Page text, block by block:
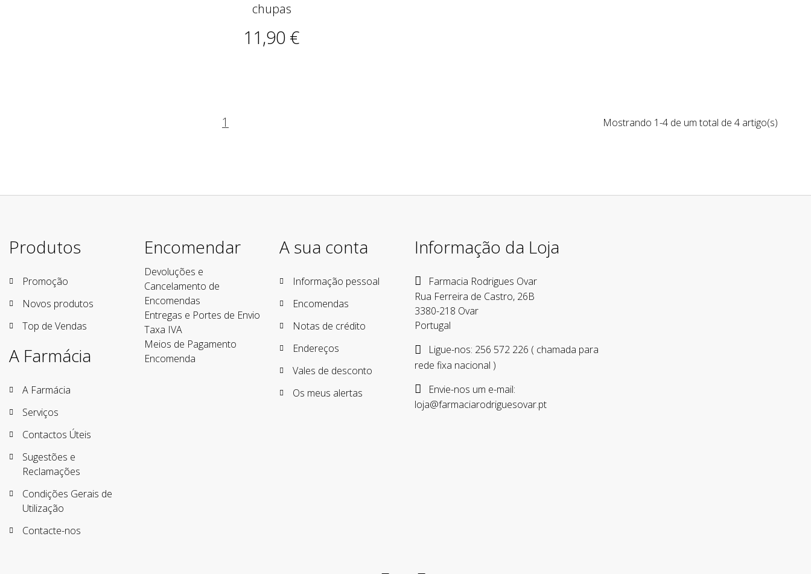
chupas
11,90 €
Mostrando 1-4 de um total de 4 artigo(s)
1
Produtos
Promoção
Novos produtos
Top de Vendas
A Farmácia
A Farmácia
Serviços
Contactos Úteis
Sugestões e
Reclamações
Condições Gerais de
Utilização
Contacte-nos
Encomendar
Devoluções e
Cancelamento de
Encomendas
Entregas e Portes de Envio
Taxa IVA
Meios de Pagamento
Encomenda
A sua conta
Informação pessoal
Encomendas
Notas de crédito
Endereços
Vales de desconto
Os meus alertas
Informação da Loja
Farmacia Rodrigues Ovar
Rua Ferreira de Castro, 26B
3380-218 Ovar
Portugal
Ligue-nos: 256 572 226 ( chamada para
rede fixa nacional )
Envie-nos um e-mail:
loja@farmaciarodriguesovar.pt